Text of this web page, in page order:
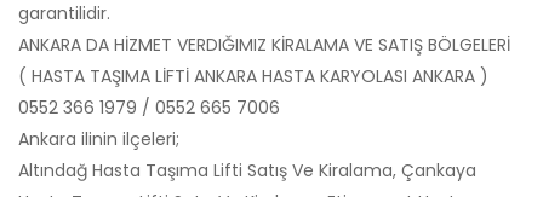
garantilidir.
ANKARA DA HİZMET VERDIĞIMIZ KİRALAMA VE SATIŞ BÖLGELERİ
( HASTA TAŞIMA LİFTİ ANKARA HASTA KARYOLASI ANKARA )
0552 366 1979 / 0552 665 7006
Ankara ilinin ilçeleri;
Altındağ Hasta Taşıma Lifti Satış Ve Kiralama, Çankaya